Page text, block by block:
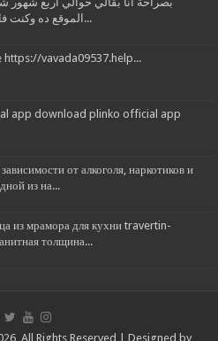
الموقع ده وكنت فاكر إن هتكون نفس القصة...
https://vavada09537.help...
app download plinko official app
от алкоголя, наркотиков и
из на...
из мрамора для кухни travertin-
толщина...
All Rights Reserved | Designed by